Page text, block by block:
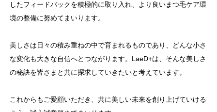
したフィードバックを積極的に取り入れ、より良いまつ毛ケア環
境の整備に努めてまいります。
美しさは日々の積み重ねの中で育まれるものであり、どんな小さ
な変化も大きな自信へとつながります。LaeD+は、そんな美しさ
の秘訣を皆さまと共に探求していきたいと考えています。
これからもご愛顧いただき、共に美しい未来を創り上げていける